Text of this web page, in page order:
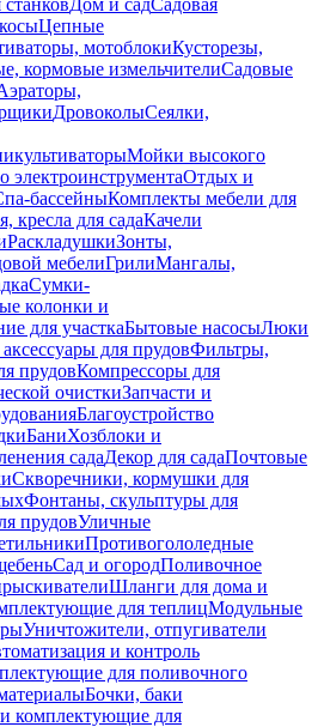
Дом и садСадовая
Цепные
мотоблокиКусторезы,
кормовые измельчителиСадовые
ДровоколыСеялки,
Мойки высокого
электроинструментаОтдых и
бассейныКомплекты мебели для
кресла для садаКачели
РаскладушкиЗонты,
мебелиГрилиМангалы,
Сумки-
колонки и
для участкаБытовые насосыЛюки
для прудовФильтры,
прудовКомпрессоры для
очисткиЗапчасти и
Благоустройство
БаниХозблоки и
садаДекор для садаПочтовые
Скворечники, кормушки для
Фонтаны, скульптуры для
прудовУличные
Противогололедные
Сад и огородПоливочное
Шланги для дома и
для теплицМодульные
Уничтожители, отпугиватели
и контроль
для поливочного
Бочки, баки
комплектующие для